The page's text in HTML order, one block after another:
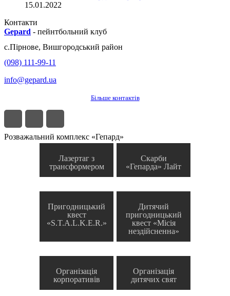
15.01.2022
Контакти
Gepard - пейнтбольний клуб
с.Пірнове, Вишгородський район
(098) 111-99-11
info@gepard.ua
Більше контактів
Розважальний комплекс «Гепард»
Лазертаг з
трансформером
Скарби
«Гепарда» Лайт
Пригодницький
квест
«S.T.A.L.K.E.R.»
Дитячий
пригодницький
квест «Місія
нездійсненна»
Організація
корпоративів
Організація
дитячих свят